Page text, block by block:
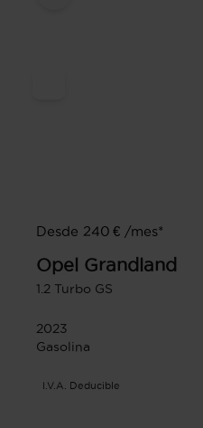
Desde 240 € /mes*
Opel Grandland
1.2 Turbo GS
2023
Gasolina
I.V.A. Deducible